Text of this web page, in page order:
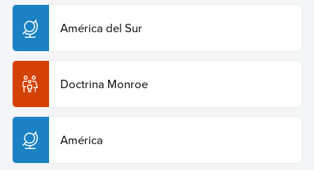
América del Sur
Doctrina Monroe
América